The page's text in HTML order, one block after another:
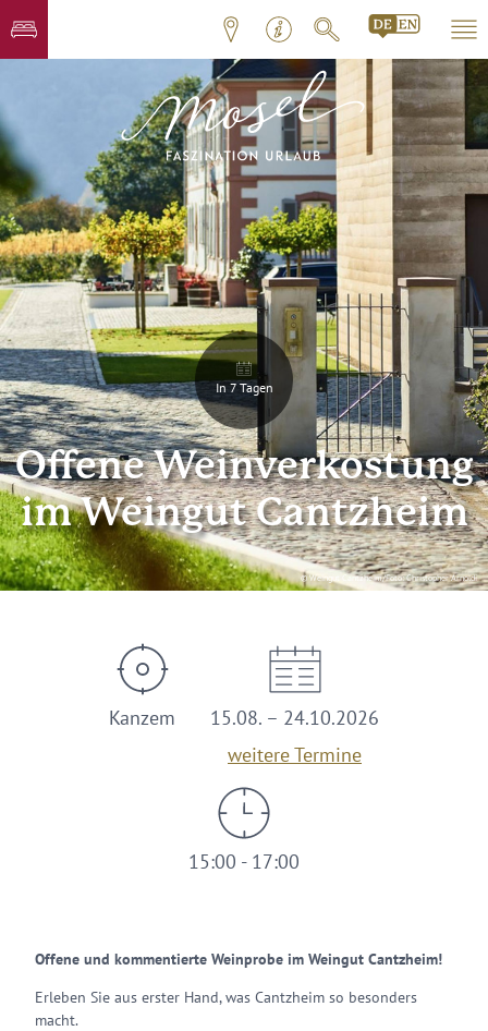
© Weingut Cantzheim/Foto: Christopher Arnoldi
In 7 Tagen
Offene Weinverkostung
im Weingut Cantzheim
Kanzem
15.08. – 24.10.2026
weitere Termine
15:00 - 17:00
Offene und kommentierte Weinprobe im Weingut Cantzheim!
Erleben Sie aus erster Hand, was Cantzheim so besonders
macht.